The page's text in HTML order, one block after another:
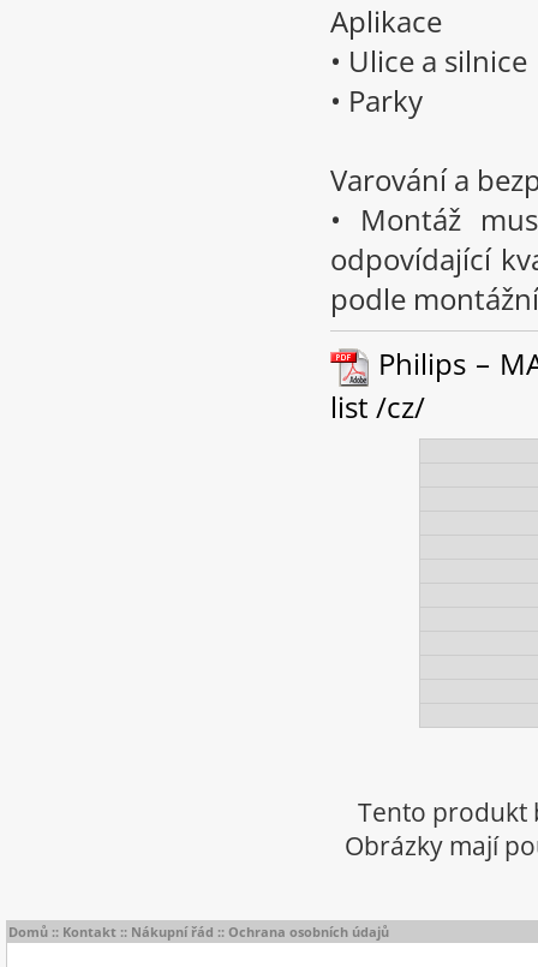
Aplikace
• Ulice a silnice
• Parky
Varování a
• Montáž
odpovídající
podle
Philips –
list /cz/
Tento produkt
Obrázky mají
Domů :: Kontakt :: Nákupní řád :: Ochrana osobních údajů